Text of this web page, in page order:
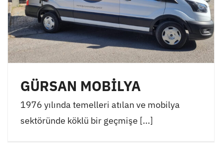
GÜRSAN MOBİLYA
1976 yılında temelleri atılan ve mobilya
sektöründe köklü bir geçmişe [...]